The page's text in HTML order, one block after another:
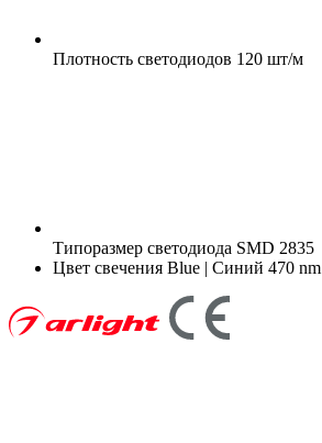
Плотность светодиодов 120 шт/м
Типоразмер светодиода SMD 2835
Цвет свечения Blue | Синий 470 nm